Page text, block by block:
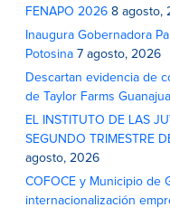
FENAPO 2026 8 agosto,
Inaugura Gobernadora
Potosina 7 agosto, 2026
Descartan evidencia de
de Taylor Farms
EL INSTITUTO DE LAS
SEGUNDO TRIMESTRE
agosto, 2026
COFOCE y Municipio de
internacionalización